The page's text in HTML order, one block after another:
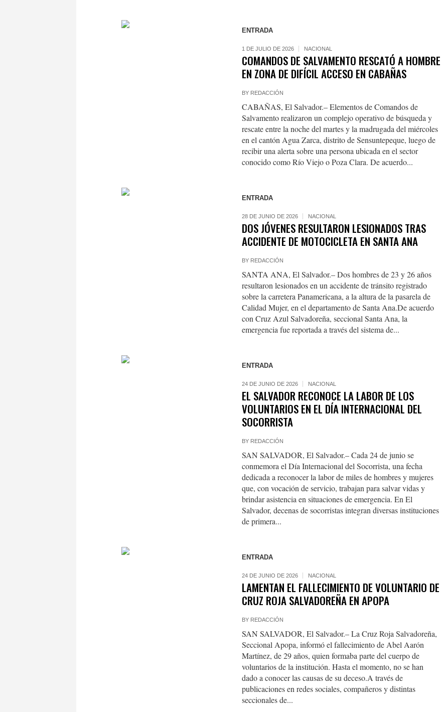
ENTRADA
1 DE JULIO DE 2026 NACIONAL
COMANDOS DE SALVAMENTO RESCATÓ A HOMBRE
EN ZONA DE DIFÍCIL ACCESO EN CABAÑAS
BY REDACCIÓN
CABAÑAS, El Salvador.– Elementos de Comandos de
Salvamento realizaron un complejo operativo de búsqueda y
rescate entre la noche del martes y la madrugada del miércoles
en el cantón Agua Zarca, distrito de Sensuntepeque, luego de
recibir una alerta sobre una persona ubicada en el sector
conocido como Río Viejo o Poza Clara. De acuerdo...
ENTRADA
28 DE JUNIO DE 2026 NACIONAL
DOS JÓVENES RESULTARON LESIONADOS TRAS
ACCIDENTE DE MOTOCICLETA EN SANTA ANA
BY REDACCIÓN
SANTA ANA, El Salvador.– Dos hombres de 23 y 26 años
resultaron lesionados en un accidente de tránsito registrado
sobre la carretera Panamericana, a la altura de la pasarela de
Calidad Mujer, en el departamento de Santa Ana.De acuerdo
con Cruz Azul Salvadoreña, seccional Santa Ana, la
emergencia fue reportada a través del sistema de...
ENTRADA
24 DE JUNIO DE 2026 NACIONAL
EL SALVADOR RECONOCE LA LABOR DE LOS
VOLUNTARIOS EN EL DÍA INTERNACIONAL DEL
SOCORRISTA
BY REDACCIÓN
SAN SALVADOR, El Salvador.– Cada 24 de junio se
conmemora el Día Internacional del Socorrista, una fecha
dedicada a reconocer la labor de miles de hombres y mujeres
que, con vocación de servicio, trabajan para salvar vidas y
brindar asistencia en situaciones de emergencia. En El
Salvador, decenas de socorristas integran diversas instituciones
de primera...
ENTRADA
24 DE JUNIO DE 2026 NACIONAL
LAMENTAN EL FALLECIMIENTO DE VOLUNTARIO DE
CRUZ ROJA SALVADOREÑA EN APOPA
BY REDACCIÓN
SAN SALVADOR, El Salvador.– La Cruz Roja Salvadoreña,
Seccional Apopa, informó el fallecimiento de Abel Aarón
Martínez, de 29 años, quien formaba parte del cuerpo de
voluntarios de la institución. Hasta el momento, no se han
dado a conocer las causas de su deceso.A través de
publicaciones en redes sociales, compañeros y distintas
seccionales de...